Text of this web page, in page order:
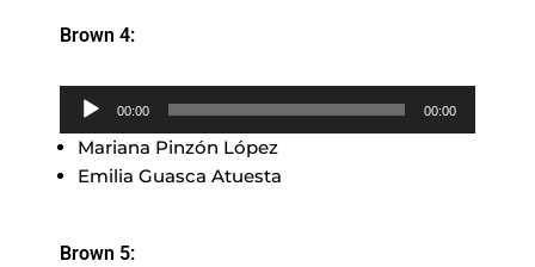
Brown 4:
Reproductor
audio
00:00 00:00
Mariana Pinzón López
Emilia Guasca Atuesta
Brown 5: